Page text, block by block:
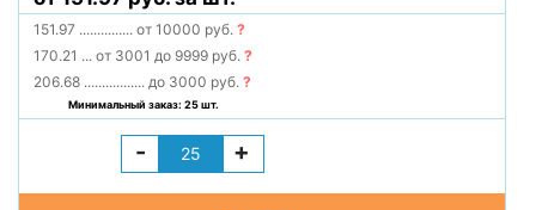
151.97 ............... от 10000 руб.?
170.21 ... от 3001 до 9999 руб.?
206.68 ................. до 3000 руб.?
Минимальный заказ: 25 шт.
- +